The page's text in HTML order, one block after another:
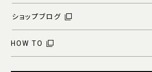
ショップブログ
HOW TO